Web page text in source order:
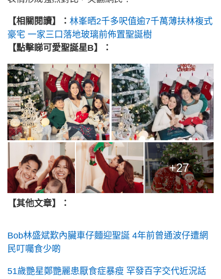
【相關閱讀】： 林峯晒2千多呎值逾7千萬薄扶林複式
豪宅 一家三口落地玻璃前佈置聖誕樹
【點擊睇可愛聖誕星B】：
+27
【其他文章】：
Bob林盛斌歎內臟車仔麵迎聖誕 4年前曾通波仔遭網
民叮囑食少啲
51歲艷星鄭艷麗患厭食症暴瘦 罕發百字交代近況話